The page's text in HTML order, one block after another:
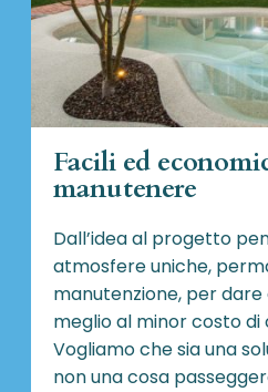
Facili ed
manutenere
Dall’idea al progetto
atmosfere uniche,
manutenzione, per
meglio al minor costo di
Vogliamo che sia una
non una cosa